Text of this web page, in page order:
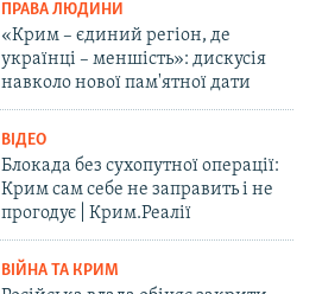
ПРАВА ЛЮДИНИ
«Крим – єдиний регіон, де
українці – меншість»: дискусія
навколо нової пам'ятної дати
ВІДЕО
Блокада без сухопутної операції:
Крим сам себе не заправить і не
прогодує | Крим.Реалії
ВІЙНА ТА КРИМ